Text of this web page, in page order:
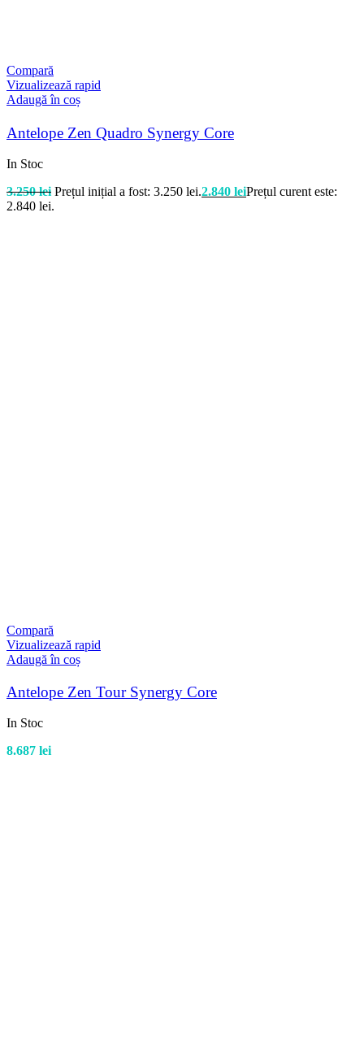
Compară
Vizualizează rapid
Adaugă în coș
Antelope Zen Quadro Synergy Core
In Stoc
3.250lei Prețul inițial a fost: 3.250 lei.2.840 leiPrețul curent este:
2.840 lei.
Compară
Vizualizează rapid
Adaugă în coș
Antelope Zen Tour Synergy Core
In Stoc
8.687 lei